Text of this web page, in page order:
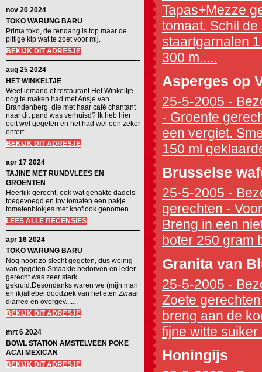
nov 20 2024
TOKO WARUNG BARU
Prima toko, de rendang is top maar de
pittige kip wat te zoet voor mij.
BEKIJK DIT ADRESJE
aug 25 2024
HET WINKELTJE
Weet iemand of restaurant Het Winkeltje
nog te maken had met Ansje van
Brandenberg, die met haar café chantant
naar dit pand was verhuisd? Ik heb hier
ooit wel gegeten en het had wel een zeker
entert.......
BEKIJK DIT ADRESJE
apr 17 2024
TAJINE MET RUNDVLEES EN
GROENTEN
Heerlijk gerecht, ook wat gehakte dadels
toegevoegd en ipv tomaten een pakje
tomatenblokjes met knoflook genomen.
LEES ALLE RECENSIES
apr 16 2024
TOKO WARUNG BARU
Nog nooit zo slecht gegeten, dus weinig
van gegeten.Smaakte bedorven en ieder
gerecht was zeer sterk
gekruid.Desondanks waren we (mijn man
en ik)allebei doodziek van het eten.Zwaar
diarree en overgev.......
BEKIJK DIT ADRESJE
mrt 6 2024
BOWL STATION AMSTELVEEN POKE
ACAI MEXICAN
BEKIJK DIT ADRESJE
Tapas+Mezze
tomaat. Schil
staartgarnalen
300 m.....
Asperges op
25-5-2005 -
- Groente
een vergiet.
150 ml
Brusselse
25-5-2005 -
gerechten -
Breng in een
boter 250 gram
Granita van
25-5-2005 -
Zoete
breng aan de
fijne witte
Honingijs